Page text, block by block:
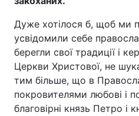
Дуже хотілося б, щоб ми
усвідомили себе
берегли свої традиції і
Церкви Христової, не
тим більше, що в
покровителями любові і
благовірні князь Петро і